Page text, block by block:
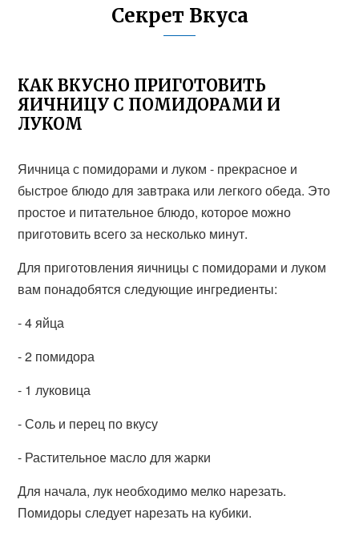
Секрет Вкуса
КАК ВКУСНО ПРИГОТОВИТЬ
ЯИЧНИЦУ С ПОМИДОРАМИ И
ЛУКОМ
Яичница с помидорами и луком - прекрасное и
быстрое блюдо для завтрака или легкого обеда. Это
простое и питательное блюдо, которое можно
приготовить всего за несколько минут.
Для приготовления яичницы с помидорами и луком
вам понадобятся следующие ингредиенты:
- 4 яйца
- 2 помидора
- 1 луковица
- Соль и перец по вкусу
- Растительное масло для жарки
Для начала, лук необходимо мелко нарезать.
Помидоры следует нарезать на кубики.